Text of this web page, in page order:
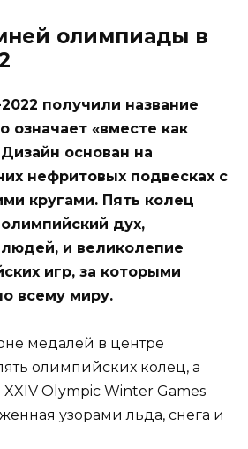
олимпиады в
получили название
означает «вместе как
основан на
нефритовых подвесках с
кругами. Пять колец
дух,
и великолепие
игр, за которыми
всему миру.
медалей в центре
олимпийских колец, а
Olympic Winter Games
узорами льда, снега и